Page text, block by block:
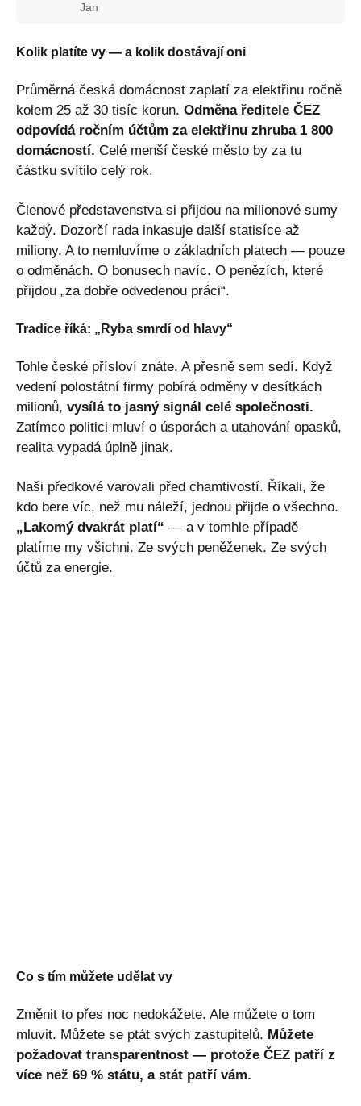
Jan
Kolik platíte vy — a kolik dostávají oni
Průměrná česká domácnost zaplatí za elektřinu ročně
kolem 25 až 30 tisíc korun. Odměna ředitele ČEZ
odpovídá ročním účtům za elektřinu zhruba 1 800
domácností. Celé menší české město by za tu
částku svítilo celý rok.
Členové představenstva si přijdou na milionové sumy
každý. Dozorčí rada inkasuje další statisíce až
miliony. A to nemluvíme o základních platech — pouze
o odměnách. O bonusech navíc. O penězích, které
přijdou „za dobře odvedenou práci“.
Tradice říká: „Ryba smrdí od hlavy“
Tohle české přísloví znáte. A přesně sem sedí. Když
vedení polostátní firmy pobírá odměny v desítkách
milionů, vysílá to jasný signál celé společnosti.
Zatímco politici mluví o úsporách a utahování opasků,
realita vypadá úplně jinak.
Naši předkové varovali před chamtivostí. Říkali, že
kdo bere víc, než mu náleží, jednou přijde o všechno.
„Lakomý dvakrát platí“ — a v tomhle případě
platíme my všichni. Ze svých peněženek. Ze svých
účtů za energie.
Co s tím můžete udělat vy
Změnit to přes noc nedokážete. Ale můžete o tom
mluvit. Můžete se ptát svých zastupitelů. Můžete
požadovat transparentnost — protože ČEZ patří z
více než 69 % státu, a stát patří vám.